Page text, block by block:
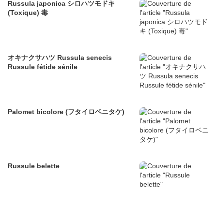
Russula japonica シロハツモドキ
(Toxique) 毒
オキナクサハツ Russula senecis
Russule fétide sénile
Palomet bicolore (フタイロベニタケ)
Russule belette